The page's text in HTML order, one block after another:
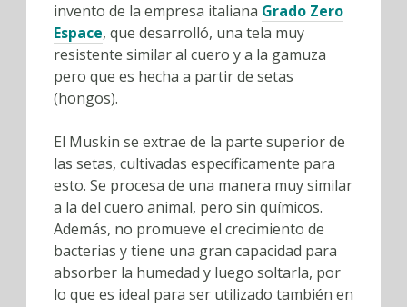
invento de la empresa italiana Grado Zero
Espace, que desarrolló, una tela muy
resistente similar al cuero y a la gamuza
pero que es hecha a partir de setas
(hongos).
El Muskin se extrae de la parte superior de
las setas, cultivadas específicamente para
esto. Se procesa de una manera muy similar
a la del cuero animal, pero sin químicos.
Además, no promueve el crecimiento de
bacterias y tiene una gran capacidad para
absorber la humedad y luego soltarla, por
lo que es ideal para ser utilizado también en